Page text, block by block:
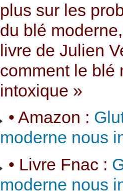
plus sur les
du blé
livre de Julien
comment le blé
intoxique »
• Amazon :
moderne nous
• Livre Fnac :
moderne nous